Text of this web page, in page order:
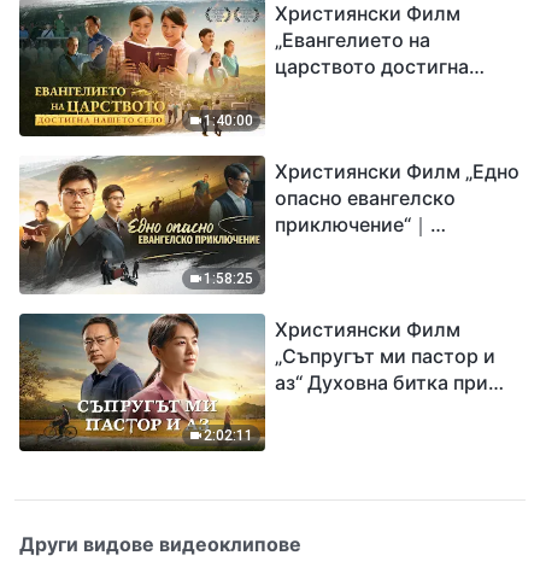
1:40:00
Християнски Филм
„Евангелието на
царството достигна
1:58:25
Християнски Филм „Едно
опасно евангелско
приключение“｜
Исус
2:02:11
Християнски Филм
„Съпругът ми пастор и
аз“ Духовна битка при
Други видове видеоклипове